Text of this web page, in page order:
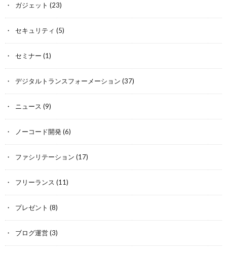
ガジェット (23)
セキュリティ (5)
セミナー (1)
デジタルトランスフォーメーション (37)
ニュース (9)
ノーコード開発(6)
ファシリテーション (17)
フリーランス (11)
プレゼント (8)
ブログ運営(3)